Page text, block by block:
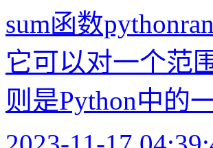
sum函数
它可以对一个范
则是Python中的